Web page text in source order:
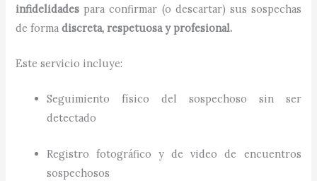
infidelidades para confirmar (o descartar) sus sospechas
de formadiscreta, respetuosa y profesional.
Este servicio incluye:
Seguimiento físico del sospechoso sin ser
detectado
Registro fotográfico y de video de encuentros
sospechosos